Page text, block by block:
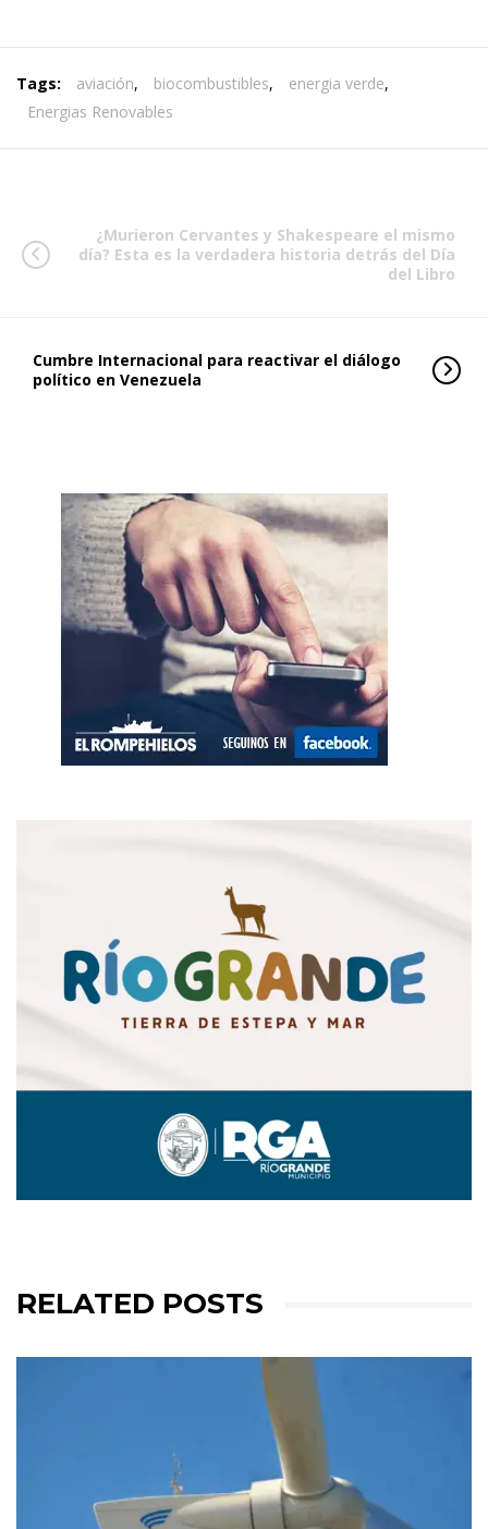
Tags: aviación, biocombustibles, energia verde,
Energias Renovables
¿Murieron Cervantes y Shakespeare el mismo
día? Esta es la verdadera historia detrás del Día
del Libro
Cumbre Internacional para reactivar el diálogo
político en Venezuela
RELATED POSTS